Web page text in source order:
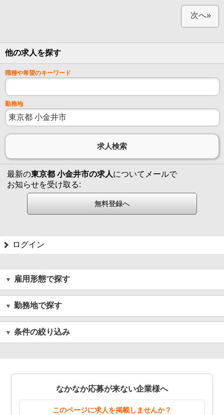
次へ»
他の求人を探す
職種や希望のキーワード
勤務地
最新の東京都 小金井市の求人についてメールで
お知らせを受け取る:
ログイン
雇用形態で探す
勤務地で探す
条件の絞り込み
なかなか応募が来ない企業様へ
このページに求人を掲載しませんか？